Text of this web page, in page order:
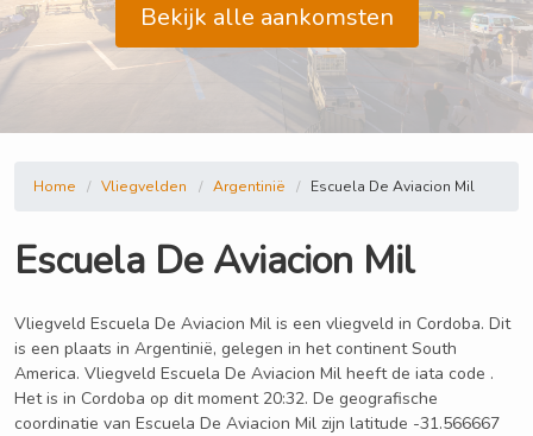
Bekijk alle aankomsten
Home Vliegvelden Argentinië Escuela De Aviacion Mil
Escuela De Aviacion Mil
Vliegveld Escuela De Aviacion Mil is een vliegveld in Cordoba. Dit
is een plaats in Argentinië, gelegen in het continent South
America. Vliegveld Escuela De Aviacion Mil heeft de iata code .
Het is in Cordoba op dit moment 20:32. De geografische
coordinatie van Escuela De Aviacion Mil zijn latitude -31.566667